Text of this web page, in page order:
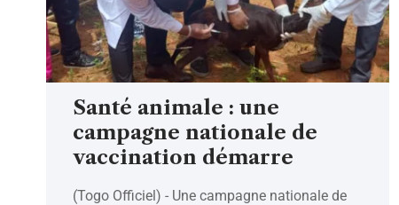
Santé animale : une
campagne nationale de
vaccination démarre
(Togo Officiel) - Une campagne nationale de